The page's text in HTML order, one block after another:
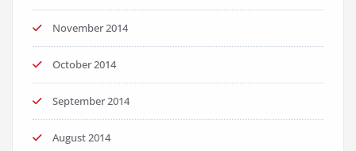
November 2014
October 2014
September 2014
August 2014